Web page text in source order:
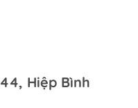
Hiệp Bình